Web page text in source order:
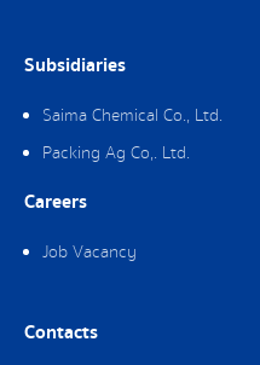
Subsidiaries
Saima Chemical Co., Ltd.
Packing Ag Co,. Ltd.
Careers
Job Vacancy
Contacts